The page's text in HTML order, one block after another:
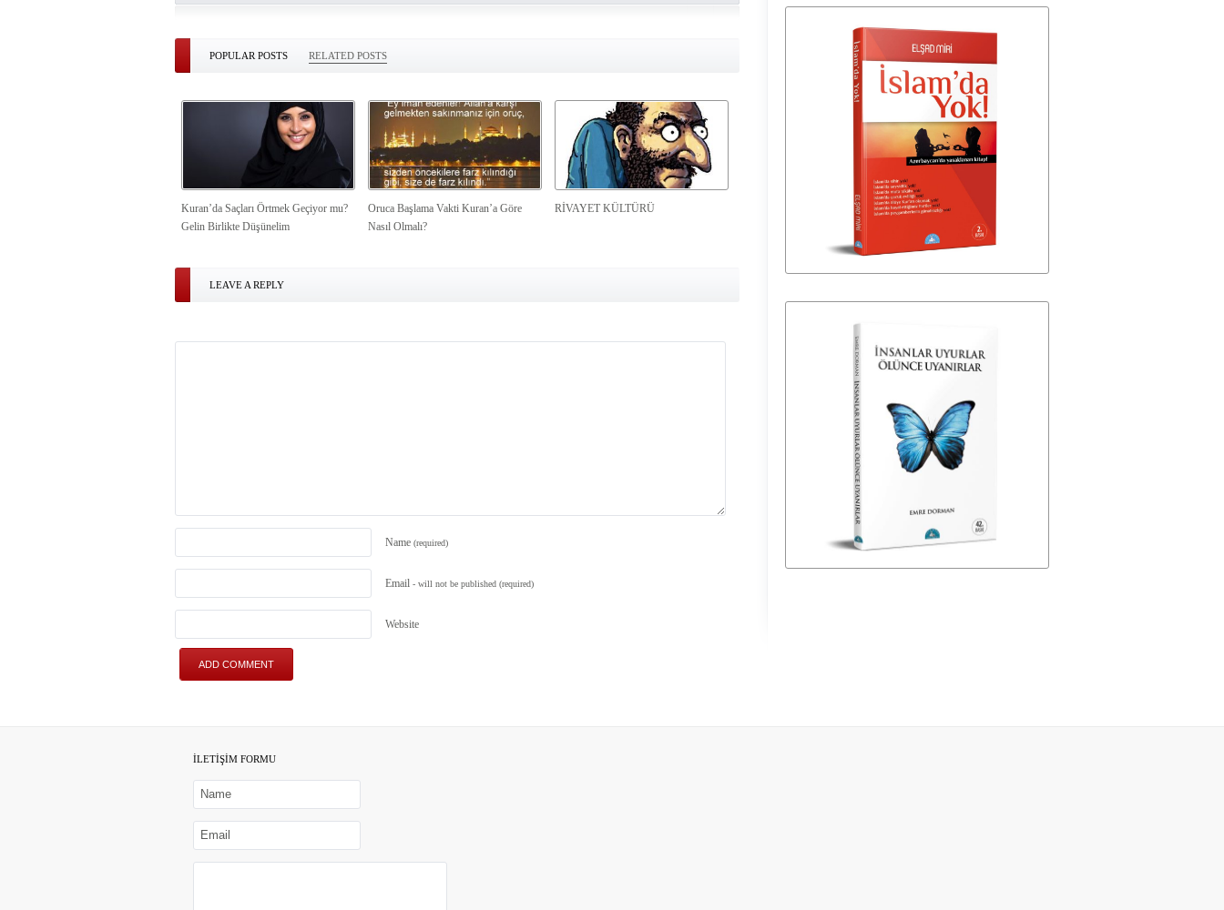
POPULAR POSTS RELATED POSTS
Kuran’da Saçları Örtmek Geçiyor mu?
Gelin Birlikte Düşünelim
Oruca Başlama Vakti Kuran’a Göre
Nasıl Olmalı?
RİVAYET KÜLTÜRÜ
LEAVE A REPLY
Name (required)
Email - will not be published (required)
Website
İLETİŞİM FORMU